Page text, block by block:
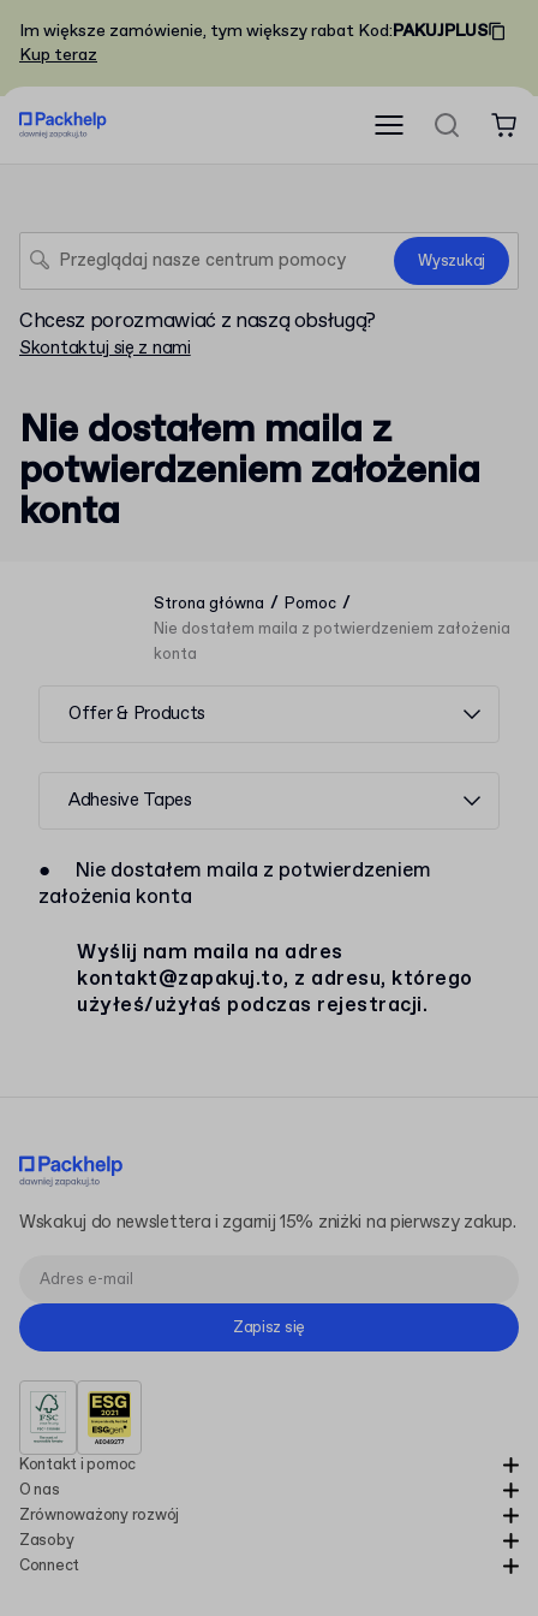
Im większe zamówienie, tym większy rabat Kod:PAKUJPLUS
Kup teraz
Wyszukaj
Chcesz porozmawiać z naszą obsługą?
Skontaktuj się z nami
Nie dostałem maila z
potwierdzeniem założenia
konta
Strona główna / Pomoc /
Nie dostałem maila z potwierdzeniem założenia
konta
Offer & Products
Adhesive Tapes
●
Nie dostałem maila z potwierdzeniem
założenia konta
Wyślij nam maila na adres
kontakt@zapakuj.to, z adresu, którego
użyłeś/użyłaś podczas rejestracji.
Kontakt i pomoc
O nas
Zrównoważony rozwój
Zasoby
Connect
Wskakuj do newslettera i zgarnij 15% zniżki na pierwszy zakup.
Zapisz się